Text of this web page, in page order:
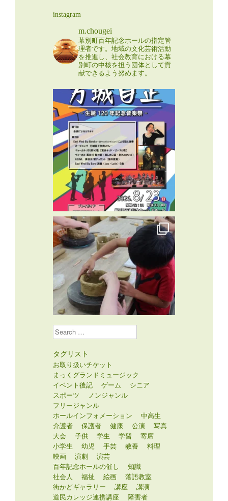
instagram
m.chougei
幕別町百年記念ホールの指定管
理者です。地域の文化芸術活動
を推進し、社会教育における幕
別町の中核を担う団体として貢
献できるよう努めます。
Search
タグリスト
お取り扱いチケット
まっくグランドミュージック
イベント後記
ゲーム
シニア
スポーツ
ノンジャンル
フリージャンル
ホールインフォメーション
中高生
介護者
保護者 健康 公演
写真
大会
子供 学生 学習
寄席
小学生
幼児 手芸 教養
料理
映画
演劇
演芸
百年記念ホールの催し
知識
社会人
福祉 絵画
落語教室
街かどギャラリー
講座
講演
道民カレッジ連携講座
障害者